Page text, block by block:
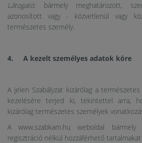
Látogató:bármely meghatározott,
azonosított vagy - közvetlenül vagy
természetes személy.
4. A kezelt személyes adatok köre
A jelen Szabályzat kizárólag a
kezelésére terjed ki, tekintettel arra,
kizárólag természetes személyek
A www.szabkam.hu weboldal bármely
regisztráció nélkül hozzáférhető